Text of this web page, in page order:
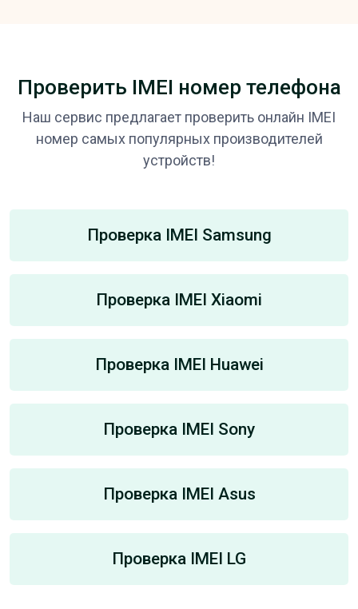
Проверить IMEI номер телефона
Наш сервис предлагает проверить онлайн IMEI
номер самых популярных производителей
устройств!
Проверка IMEI Samsung
Проверка IMEI Xiaomi
Проверка IMEI Huawei
Проверка IMEI Sony
Проверка IMEI Asus
Проверка IMEI LG